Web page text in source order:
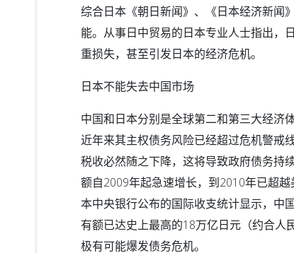
综合日本《朝日新闻》、《日本经济新闻
能。从事日中贸易的日本专业人士指出，
重损失，甚至引发日本的经济危机。
日本不能失去中国市场
中国和日本分别是全球第二和第三大经济
近年来其主权债务风险已经超过危机警戒
税收必然随之下降，这将导致政府债务持
额自2009年起急速增长，到2010年已超
本中央银行公布的国际收支统计显示，中
有额已达史上最高的18万亿日元（约合人
极有可能爆发债务危机。